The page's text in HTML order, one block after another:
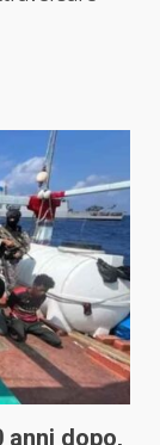
dopo,